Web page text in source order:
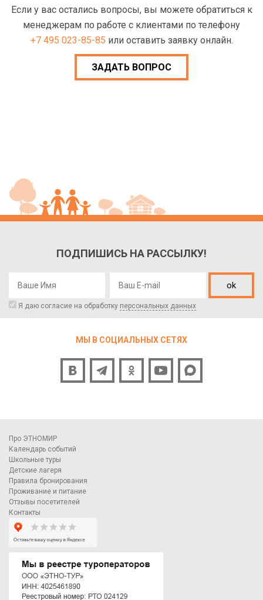
Если у вас остались вопросы, вы можете обратиться к
менеджерам по работе с клиентами по телефону
+7 495 023-85-85 или оставить заявку онлайн.
ЗАДАТЬ ВОПРОС
ПОДПИШИСЬ НА РАССЫЛКУ!
ok
Я даю согласие на обработку персональных данных
МЫ В СОЦИАЛЬНЫХ СЕТЯХ
Про ЭТНОМИР
Календарь событий
Школьные туры
Детские лагеря
Правила бронирования
Проживание и питание
Отзывы посетителей
Контакты